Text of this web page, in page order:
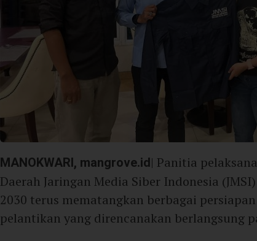
MANOKWARI, mangrove.id| Panitia
Daerah Jaringan Media Siber Indonesia
2030 terus mematangkan berbagai
pelantikan yang direncanakan berlangsung